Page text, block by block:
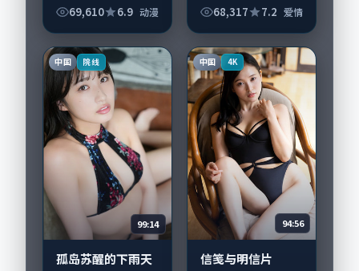
69,610
6.9 动漫
刁亦男执导，全智
参与重要戏份。故事
围绕当代都市中的抉...
68,317 7.2 爱情
中国 院线
99:14
孤岛苏醒的下雨天
中国 4K
94:56
信笺与明信片